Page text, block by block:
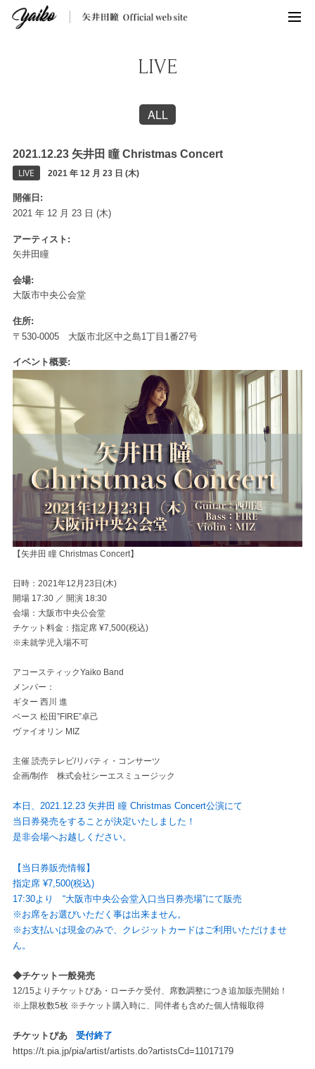
LIVE
ALL
2021.12.23 矢井田 瞳 Christmas Concert
LIVE 2021 年 12 月 23 日 (木)
開催日
2021 年 12 月 23 日 (木)
アーティスト
矢井田瞳
会場
大阪市中央公会堂
住所
〒530-0005 大阪市北区中之島1丁目1番27号
イベント概要
【矢井田 瞳 Christmas Concert】
日時：2021年12月23日(木)
開場 17:30 ／ 開演 18:30
会場：大阪市中央公会堂
チケット料金：指定席 ¥7,500(税込)
※未就学児入場不可
アコースティックYaiko Band
メンバー：
ギター 西川 進
ベース 松田”FIRE”卓己
ヴァイオリン MIZ
主催 読売テレビ/リバティ・コンサーツ
企画/制作 株式会社シーエスミュージック
本日、2021.12.23 矢井田 瞳 Christmas Concert公演にて
当日券発売をすることが決定いたしました！
是非会場へお越しください。
【当日券販売情報】
指定席 ¥7,500(税込)
17:30より “大阪市中央公会堂入口当日券売場”にて販売
※お席をお選びいただく事は出来ません。
※お支払いは現金のみで、クレジットカードはご利用いただけませ
ん。
◆チケット一般発売
12/15よりチケットぴあ・ローチケ受付、席数調整につき追加販売開始！
※上限枚数5枚 ※チケット購入時に、同伴者も含めた個人情報取得
チケットぴあ
受付終了
https://t.pia.jp/pia/artist/artists.do?artistsCd=11017179